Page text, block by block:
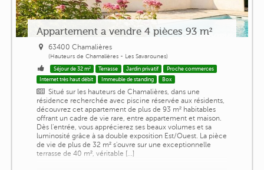
Appartement a vendre 4 pièces 93 m²
63400 Chamalières
(Hauteurs de Chamalières - Les Savarounes)
Séjour de 32 m² Terrasse Jardin privatif
Proche commerces
Internet très haut débit
Immeuble de standing Box
Situé sur les hauteurs de Chamalières, dans une
résidence recherchée avec piscine réservée aux résidents,
découvrez cet appartement de plus de 93 m² habitables
offrant un cadre de vie rare, entre appartement et maison.
Dès l'entrée, vous apprécierez ses beaux volumes et sa
luminosité grâce à sa double exposition Est/Ouest. La pièce
de vie de plus de 32 m² s'ouvre sur une exceptionnelle
terrasse de 40 m², véritable [...]